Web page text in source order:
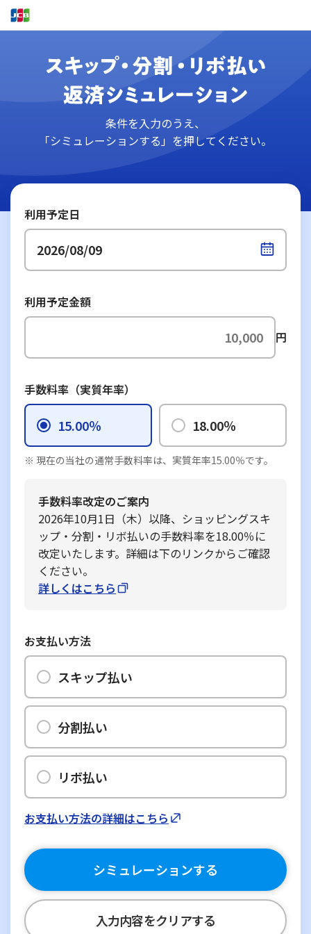
条件を入力のうえ、
「シミュレーションする」を押してください。
利用予定日
利用予定金額
円
手数料率（実質年率）
15.00％ 18.00％
現在の当社の通常手数料率は、実質年率15.00％です。
手数料率改定のご案内
2026年10月1日（木）以降、ショッピングスキ
ップ・分割・リボ払いの手数料率を18.00％に
改定いたします。詳細は下のリンクからご確認
ください。
詳しくはこちら
お支払い方法
スキップ払い
分割払い
リボ払い
お支払い方法の詳細はこちら
シミュレーションする
入力内容をクリアする